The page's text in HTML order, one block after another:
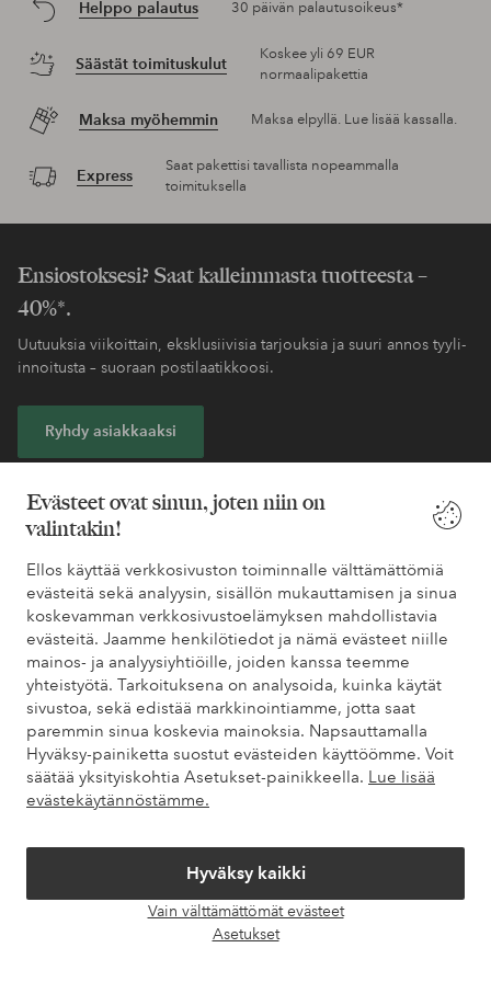
Evästeet ovat sinun, joten niin on
valintakin!
Ellos käyttää verkkosivuston toiminnalle välttämättömiä
evästeitä sekä analyysin, sisällön mukauttamisen ja sinua
koskevamman verkkosivustoelämyksen mahdollistavia
evästeitä. Jaamme henkilötiedot ja nämä evästeet niille
mainos- ja analyysiyhtiöille, joiden kanssa teemme
yhteistyötä. Tarkoituksena on analysoida, kuinka käytät
sivustoa, sekä edistää markkinointiamme, jotta saat
paremmin sinua koskevia mainoksia. Napsauttamalla
Hyväksy-painiketta suostut evästeiden käyttöömme. Voit
säätää yksityiskohtia Asetukset-painikkeella. Lue lisää
evästekäytännöstämme.
Hyväksy kaikki
Vain välttämättömät evästeet
Asetukset
Helppo palautus 30 päivän palautusoikeus*
Säästät toimituskulut
Koskee yli 69 EUR
normaalipakettia
Maksa myöhemmin Maksa elpyllä. Lue lisää kassalla.
Express
Saat pakettisi tavallista nopeammalla
toimituksella
Ensiostoksesi? Saat kalleimmasta tuotteesta –
40%*.
Uutuuksia viikoittain, eksklusiivisia tarjouksia ja suuri annos tyyli-
innoitusta – suoraan postilaatikkoosi.
Ryhdy asiakkaaksi
Tarvitsetko apua?
Löydät vastaukset useimmin kysyttyihin kysymyksiin usein
kysytyistä kysymyksistä. Löydät myös tietoa siitä, miten voit ottaa
meihin yhteyttä.
Asiakaspalvelu Tilaukset Maksutavat
Omat sivut
Tietoa Elloksesta